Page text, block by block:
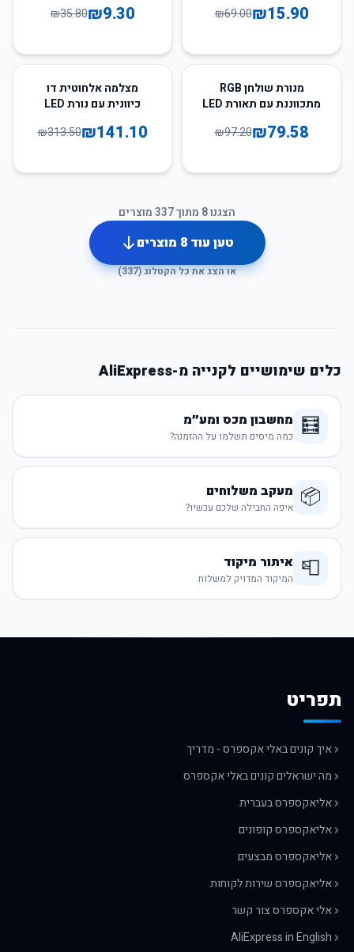
₪15.90
₪69.00
₪9.30
₪35.80
מנורת שולחן RGB
מתכווננת עם תאורת LED
₪79.58
₪97.20
מצלמה אלחוטית דו
כיוונית עם נורת LED
₪141.10
₪313.50
הצגנו8 מתוך337מוצרים
טען עוד8 מוצרים
או הצג את כל הקטלוג (337
)
כלים שימושיים לקנייה מ-AliExpress
🧮 מחשבון מכס ומע״מ
כמה מיסים תשלמו על ההזמנה?
📦 מעקב משלוחים
איפה החבילה שלכם עכשיו?
📮 איתור מיקוד
המיקוד המדויק למשלוח
תפריט
איך קונים באלי אקספרס - מדריך
מה ישראלים קונים באלי אקספרס
אליאקספרס בעברית
אליאקספרס קופונים
אליאקספרס מבצעים
אליאקספרס שירות לקוחות
אלי אקספרס צור קשר
AliExpress in English